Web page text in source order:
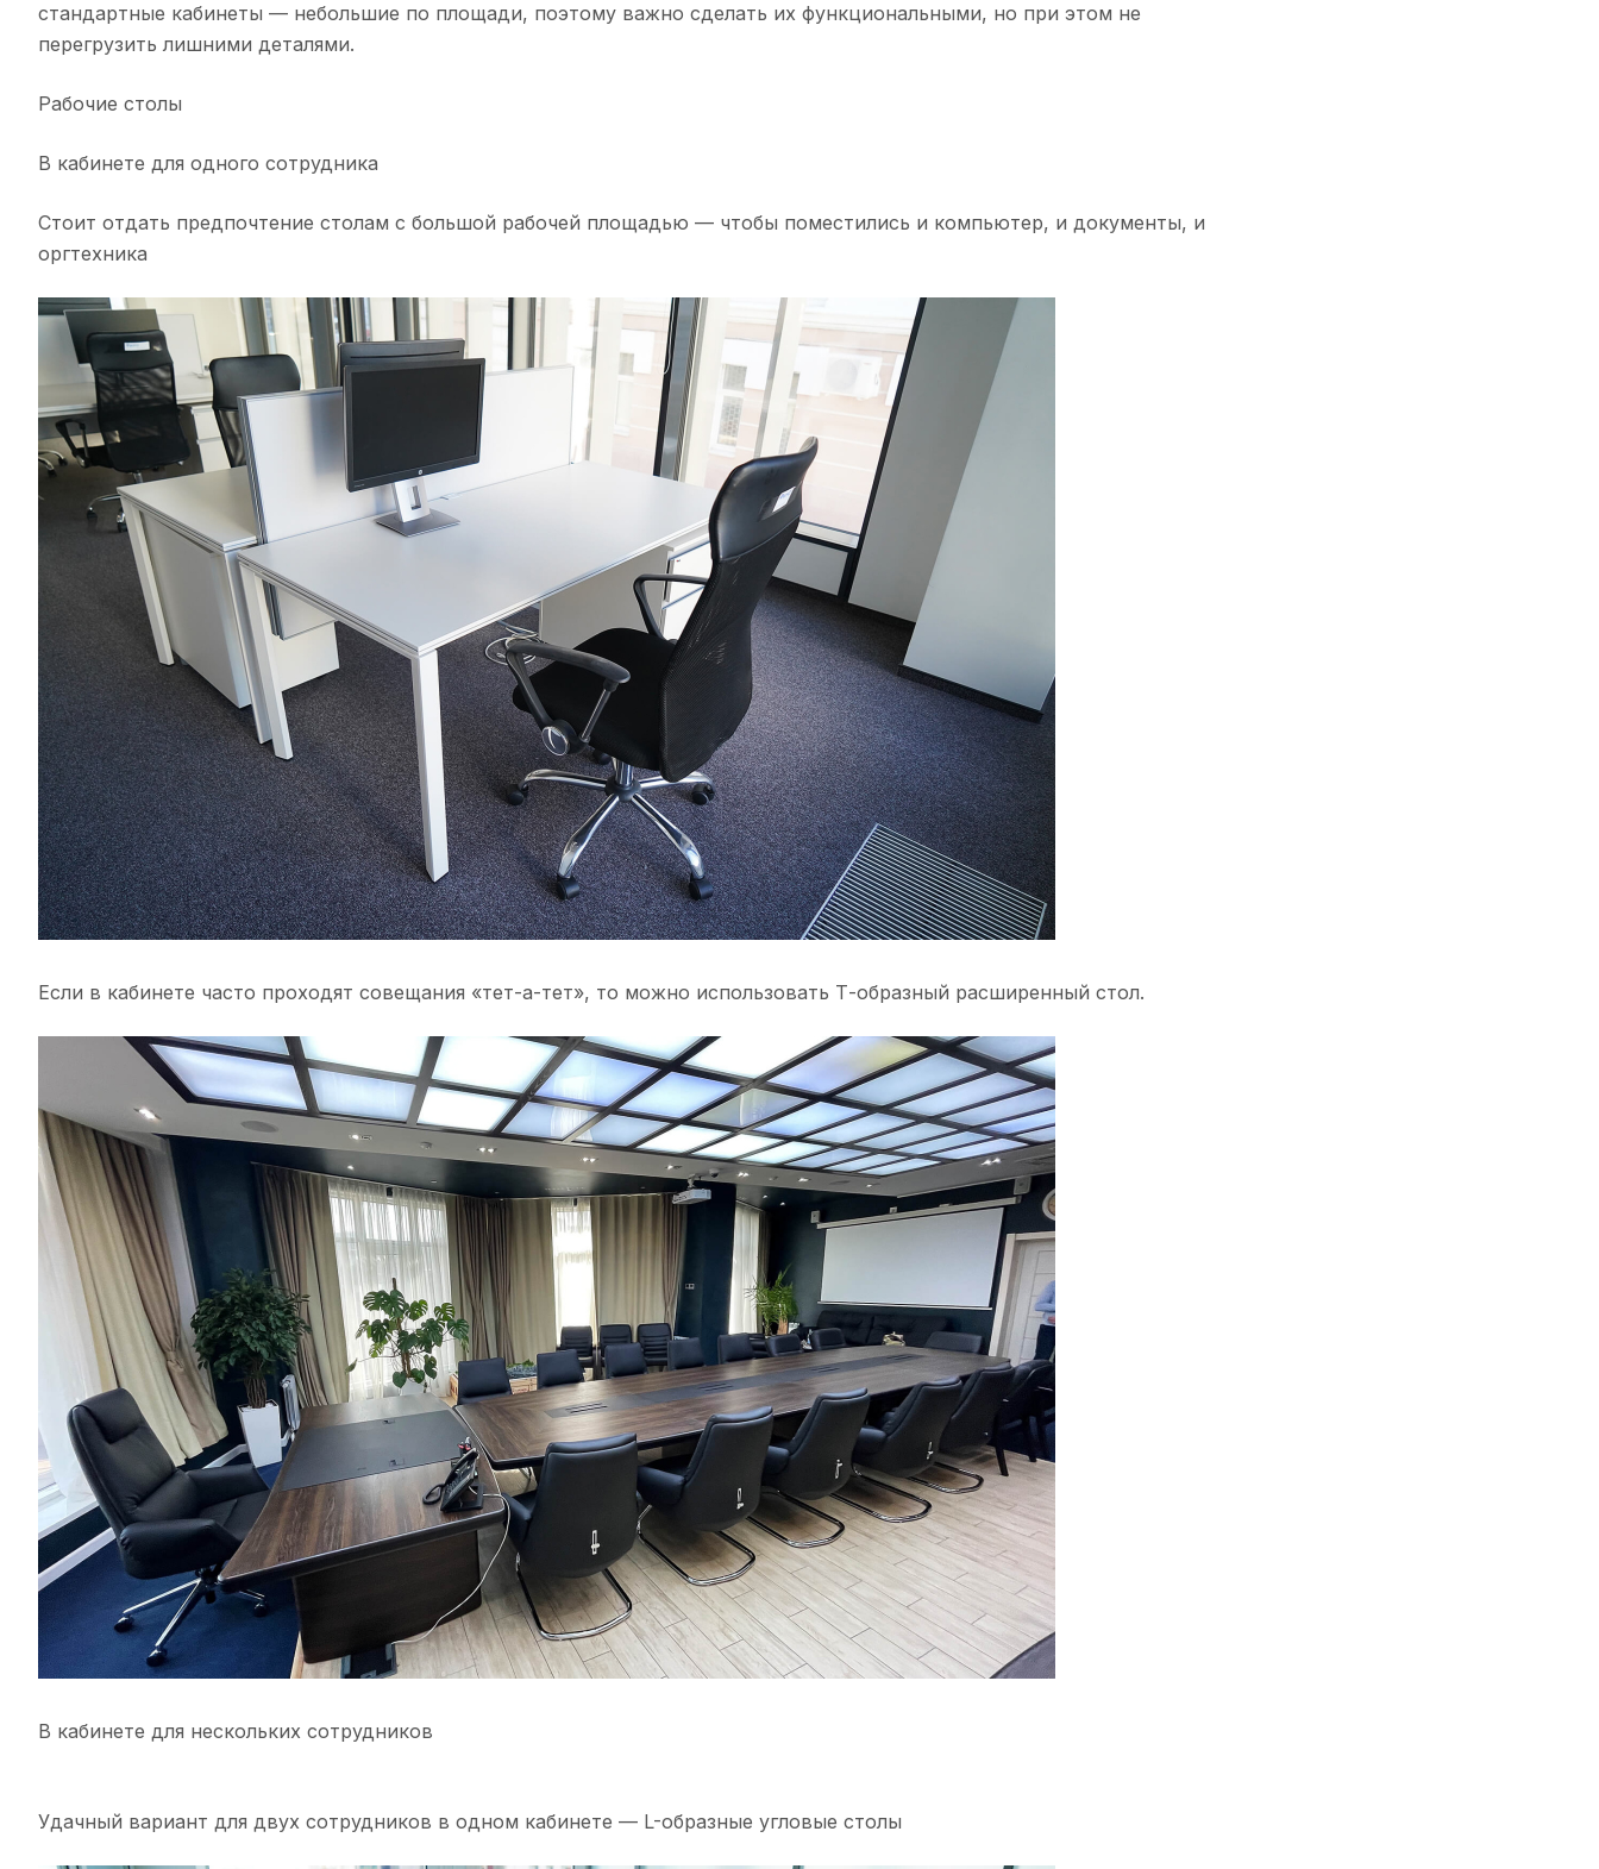
стандартные кабинеты — небольшие по площади, поэтому важно сделать их функциональными, но при этом не
перегрузить лишними деталями.
Рабочие столы
В кабинете для одного сотрудника
Стоит отдать предпочтение столам с большой рабочей площадью — чтобы поместились и компьютер, и документы, и
оргтехника
Если в кабинете часто проходят совещания «тет-а-тет», то можно использовать Т-образный расширенный стол.
В кабинете для нескольких сотрудников
Удачный вариант для двух сотрудников в одном кабинете — L-образные угловые столы